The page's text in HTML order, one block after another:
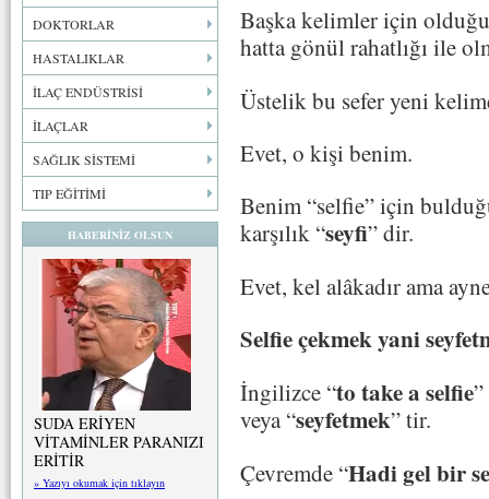
DOKTORLAR
HASTALIKLAR
İLAÇ ENDÜSTRİSİ
İLAÇLAR
SAĞLIK SİSTEMİ
TIP EĞİTİMİ
HABERİNİZ OLSUN
SUDA ERİYEN
VİTAMİNLER PARANIZI
ERİTİR
» Yazıyı okumak için tıklayın
Başka kelimler için
hatta gönül rahatlığı ile
Üstelik bu sefer yeni
Evet, o kişi benim.
Benim “selfie” için
karşılık “seyfi” dir.
Evet, kel alâkadır ama
Selfie çekmek yani
İngilizce “to take a selfie
veya “seyfetmek” tir.
Çevremde “Hadi gel bir